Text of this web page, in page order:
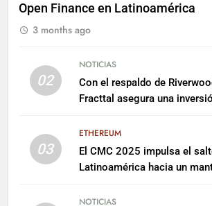
Open Finance en Latinoamérica
3 months ago
02
NOTICIAS
Con el respaldo de
Fracttal asegura una
03
ETHEREUM
El CMC 2025 impulsa el
Latinoamérica hacia un
NOTICIAS